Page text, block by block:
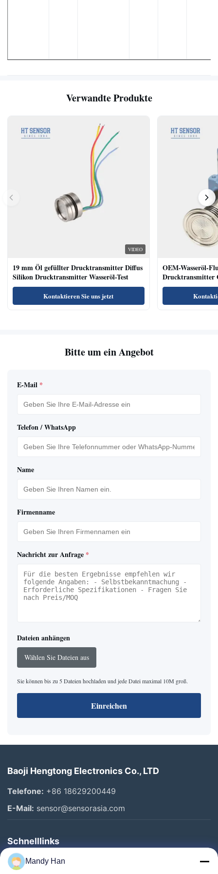
Verwandte Produkte
VIDEO
19 mm Öl gefüllter Drucktransmitter Diffus
Silikon Drucktransmitter Wasseröl-Test
Kontaktieren Sie uns jetzt
OEM-Wasseröl-
Drucktransmitter
Bitte um ein Angebot
E-Mail *
Telefon / WhatsApp
Name
Firmenname
Nachricht zur Anfrage *
Dateien anhängen
Wählen Sie Dateien aus
Sie können bis zu 5 Dateien hochladen und jede Datei maximal 10M groß.
Einreichen
Baoji Hengtong Electronics Co., LTD
Telefone: +86 18629200449
E-Mail: sensor@sensorasia.com
Schnelllinks
HausMandy Han